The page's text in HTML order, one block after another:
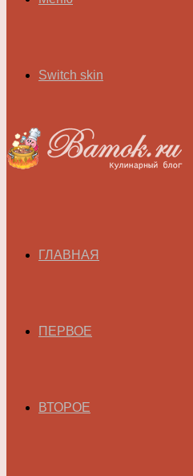
Switch skin
ГЛАВНАЯ
ПЕРВОЕ
ВТОРОЕ